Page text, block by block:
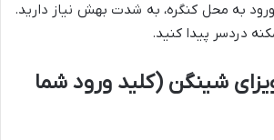
به محل کنگره، به شدت بهش نیاز دارید.
دردسر پیدا کنید.
شینگن (کلید ورود شما